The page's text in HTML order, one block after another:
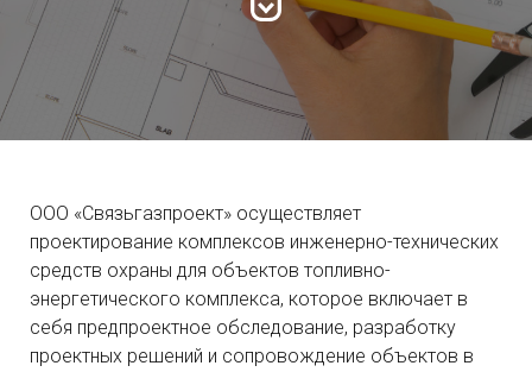
ООО «Связьгазпроект» осуществляет
проектирование комплексов инженерно-технических
средств охраны для объектов топливно-
энергетического комплекса, которое включает в
себя предпроектное обследование, разработку
проектных решений и сопровождение объектов в